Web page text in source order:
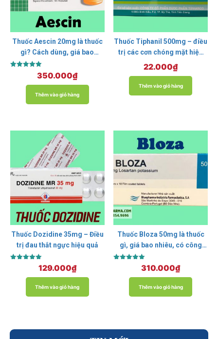
Thuốc Aescin 20mg là thuốc
gì? Cách dùng, giá bao
Được xếp
5.00
350.000₫
Thêm vào giỏ hàng
Thuốc Tiphanil 500mg – điều
trị các cơn chóng mặt hiệu
quả
22.000₫
Thêm vào giỏ hàng
Thuốc Dozidine 35mg – Điều
trị đau thắt ngực hiệu quả
5.00
129.000₫
Thêm vào giỏ hàng
Thuốc Bloza 50mg là thuốc
gì, giá bao nhiêu, có công
5.00
310.000₫
Thêm vào giỏ hàng